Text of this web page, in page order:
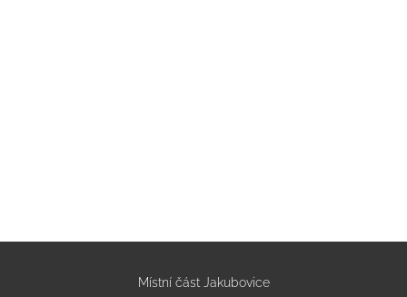
Místní část Jakubovice